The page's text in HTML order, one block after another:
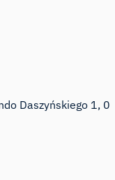
Daszyńskiego 1,